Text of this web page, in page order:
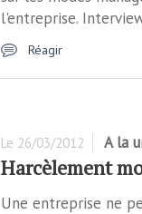
l'entreprise.
Réagir
Le 26/03/2012 A la
Harcèlement
Une entreprise ne